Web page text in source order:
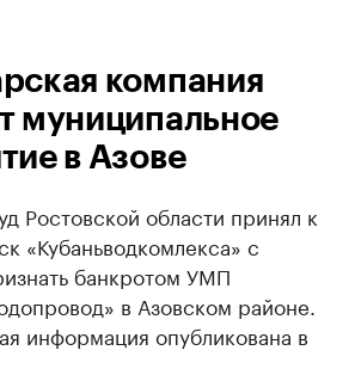
компания
муниципальное
в Азове
Ростовской области принял к
«Кубаньводкомлекса» с
банкротом УМП
в Азовском районе.
информация опубликована в